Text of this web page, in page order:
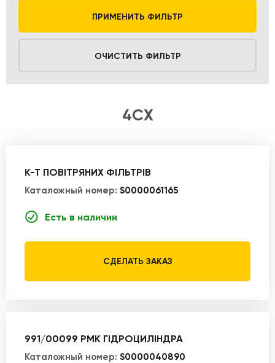
ПРИМЕНИТЬ ФИЛЬТР
ОЧИСТИТЬ ФИЛЬТР
4СХ
К-Т ПОВІТРЯНИХ ФІЛЬТРІВ
Каталожный номер: S0000061165
Есть в наличии
СДЕЛАТЬ ЗАКАЗ
991/00099 РМК ГІДРОЦИЛІНДРА
Каталожный номер: S0000040890